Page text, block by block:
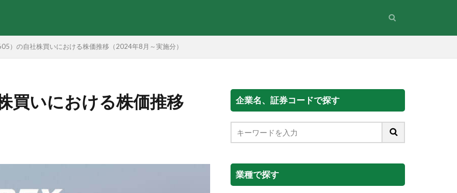
）の自社株買いにおける株価推移（2024年8月～実施分）
買いにおける株価推移
企業名、証券コードで探す
業種で探す